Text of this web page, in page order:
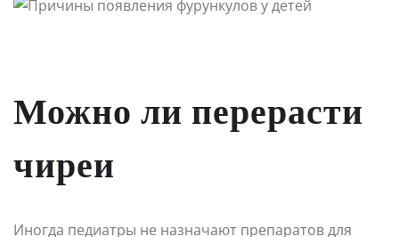
Можно ли перерасти
чиреи
Иногда педиатры не назначают препаратов для